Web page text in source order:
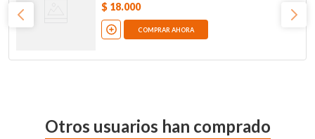
$ 18.000
COMPRAR AHORA
Otros usuarios han comprado